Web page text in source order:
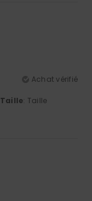
Achat vérifié
Taille: Taille